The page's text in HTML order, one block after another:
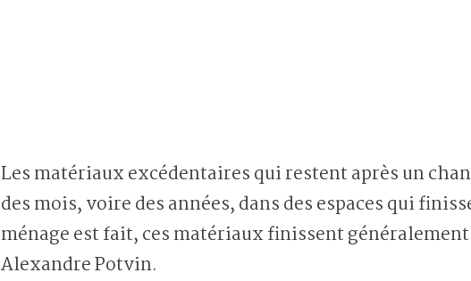
Les matériaux excédentaires qui restent après un
des mois, voire des années, dans des espaces qui
ménage est fait, ces matériaux finissent
Alexandre Potvin.